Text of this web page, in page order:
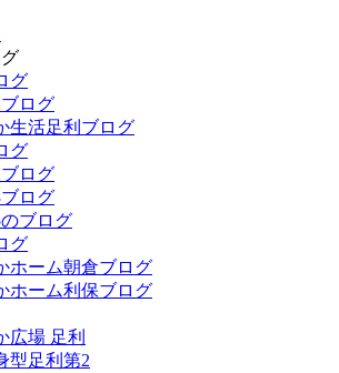
グ
ログ
生活足利ブログ
グ
ログ
ログ
ブログ
グ
ホーム朝倉ブログ
ホーム利保ブログ
広場 足利
型足利第2